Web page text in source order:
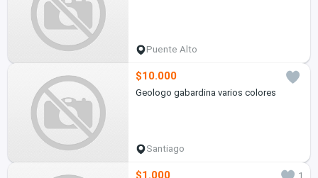
Puente Alto
$10.000
Geologo gabardina varios colores
Santiago
$1.000
1